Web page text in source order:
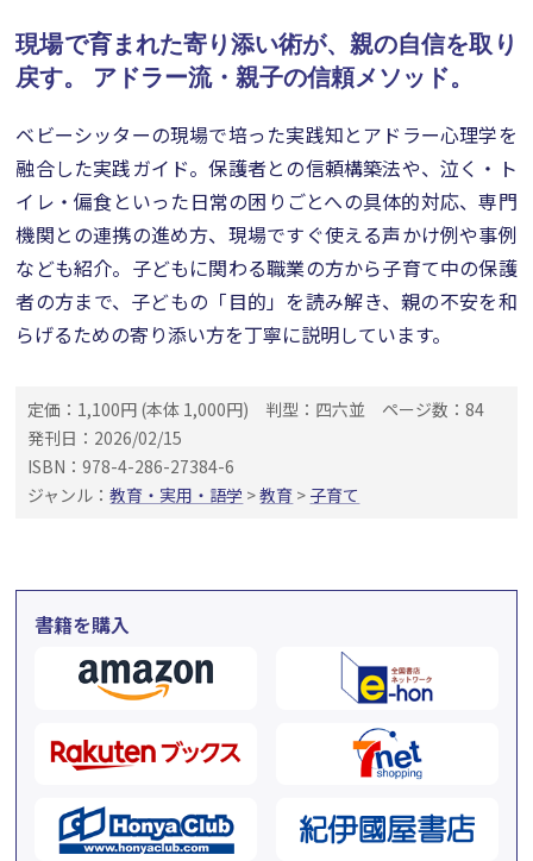
現場で育まれた寄り添い術が、親の自信を取り
戻す。
アドラー流・親子の信頼メソッド。
ベビーシッターの現場で培った実践知とアドラー心理学を
融合した実践ガイド。保護者との信頼構築法や、泣く・ト
イレ・偏食といった日常の困りごとへの具体的対応、専門
機関との連携の進め方、現場ですぐ使える声かけ例や事例
なども紹介。子どもに関わる職業の方から子育て中の保護
者の方まで、子どもの「目的」を読み解き、親の不安を和
らげるための寄り添い方を丁寧に説明しています。
定価：1,100円 (本体 1,000円) 判型：四六並
ページ数：84
発刊日：2026/02/15
ISBN：978-4-286-27384-6
ジャンル：教育・実用・語学 >教育 > 子育て
書籍を購入